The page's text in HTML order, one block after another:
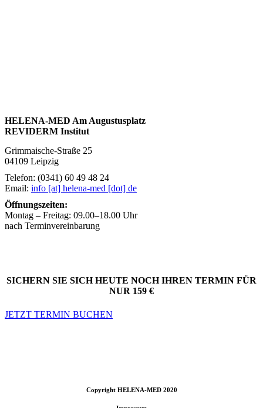
HELENA-MED Am Augustusplatz
REVIDERM Institut
Grimmaische-Straße 25
04109 Leipzig
Telefon: (0341) 60 49 48 24
Email: info [at] helena-med [dot] de
Öffnungszeiten:
Montag – Freitag: 09.00–18.00 Uhr
nach Terminvereinbarung
SICHERN SIE SICH HEUTE NOCH IHREN TERMIN FÜR
NUR 159 €
JETZT TERMIN BUCHEN
Copyright HELENA-MED 2020